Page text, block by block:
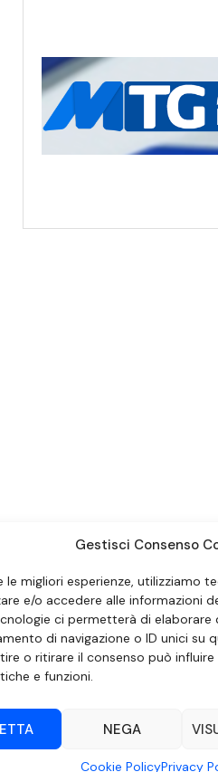
Gestisci Consenso
le migliori esperienze, utilizziamo
e/o accedere alle informazioni
ci permetterà di elaborare
di navigazione o ID unici su
o ritirare il consenso può
e funzioni.
NEGA
Cookie PolicyPrivacy
IN MATERIA DI ATTUAZIONE
6 NOVEMBRE 2003, N. 313
(RG) | P.Iva 00857190888.